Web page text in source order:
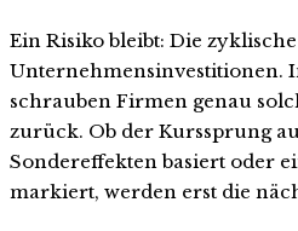
Ein Risiko bleibt: Die
Unternehmensinvestitionen.
schrauben Firmen genau
zurück. Ob der Kurssprung
Sondereffekten basiert oder
markiert, werden erst die